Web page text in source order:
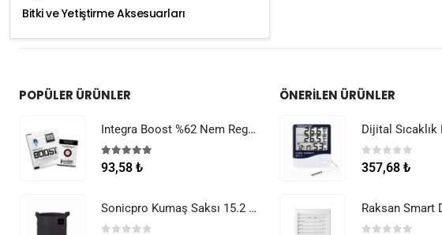
Bitki ve Yetiştirme Aksesuarları
POPÜLER ÜRÜNLER
Integra Boost %62 Nem Regülatörü 8 g
5.005 üzerinden
93,58 ₺
Sonicpro Kumaş Saksı 15.2 Litre (4 Galon)
ÖNERILEN ÜRÜNLER
05 üzerinden
357,68 ₺